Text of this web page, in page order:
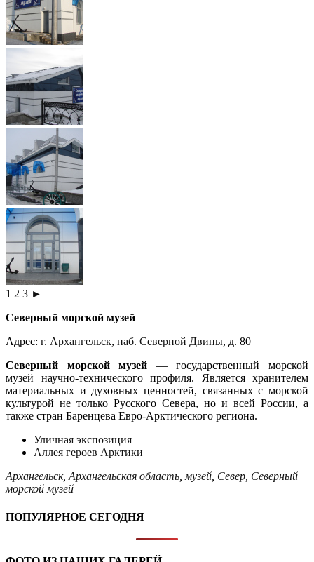
1 2 3 ►
Северный морской музей
Адрес: г. Архангельск, наб. Северной Двины, д. 80
Северный морской музей — государственный морской
музей научно-технического профиля. Является хранителем
материальных и духовных ценностей, связанных с морской
культурой не только Русского Севера, но и всей России, а
также стран Баренцева Евро-Арктического региона.
Уличная экспозиция
Аллея героев Арктики
Архангельск, Архангельская область музей Север Северный
морской музей
ПОПУЛЯРНОЕ СЕГОДНЯ